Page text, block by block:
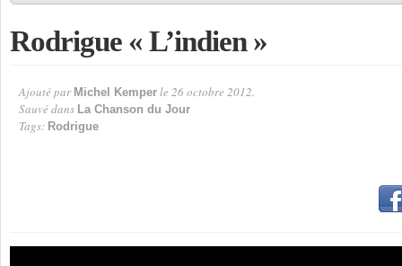
Rodrigue « L’indien »
Ajouté par Michel Kemper le 26 octobre 2012.
Sauvé dans La Chanson du Jour
Tags: Rodrigue